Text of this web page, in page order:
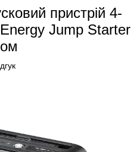
пристрій 4-
Jump Starter